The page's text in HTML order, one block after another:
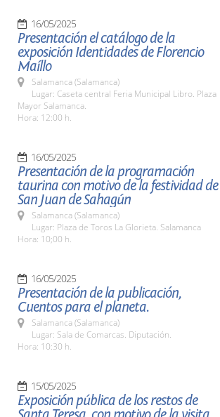
16/05/2025
Presentación el catálogo de la
exposición Identidades de Florencio
Maíllo
Salamanca (Salamanca)
Lugar: Caseta central Feria Municipal Libro. Plaza
Mayor Salamanca.
Hora: 12:00 h.
16/05/2025
Presentación de la programación
taurina con motivo de la festividad de
San Juan de Sahagún
Salamanca (Salamanca)
Lugar: Plaza de Toros La Glorieta. Salamanca
Hora: 10;00 h.
16/05/2025
Presentación de la publicación,
Cuentos para el planeta.
Salamanca (Salamanca)
Lugar: Sala de Comarcas. Diputación.
Hora: 10:30 h.
15/05/2025
Exposición pública de los restos de